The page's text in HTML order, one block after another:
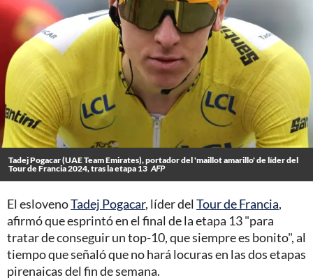
Tadej Pogacar (UAE Team Emirates), portador del 'maillot amarillo' de líder del
Tour de Francia 2024, tras la etapa 13 AFP
El eslovenoTadej Pogacar, líder del Tour de Francia,
afirmó que esprintó en el final de la etapa 13 "para
tratar de conseguir un top-10, que siempre es bonito", al
tiempo que señaló que no hará locuras en las dos etapas
pirenaicas del fin de semana.